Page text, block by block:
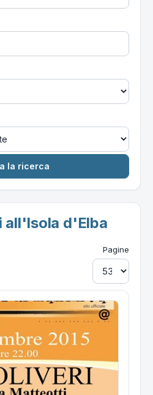
all'Isola d'Elba
Pagine